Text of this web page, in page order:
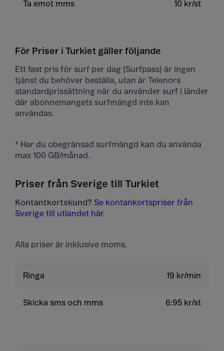
Ta emot mms 10 kr/st
För Priser i Turkiet gäller följande
Ett fast pris för surf per dag (Surfpass) är ingen
tjänst du behöver beställa, utan är Telenors
standardprissättning när du använder surf i länder
där abonnemangets surfmängd inte kan
användas.
* Har du obegränsad surfmängd kan du använda
max 100 GB/månad.
Priser från Sverige till Turkiet
Kontantkortskund? Se kontankortspriser från
Sverige till utlandet här.
Alla priser är inklusive moms.
Ringa 19 kr/min
Skicka sms och mms 6:95 kr/st